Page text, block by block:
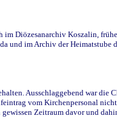
Diözesanarchiv Koszalin,
und im Archiv der
Ausschlaggebend war
vom Kirchenpersonal
Zeitraum davor und